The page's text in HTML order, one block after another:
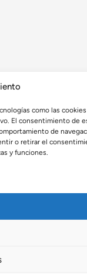
como las cookies
El consentimiento de
de
o retirar el
y funciones.